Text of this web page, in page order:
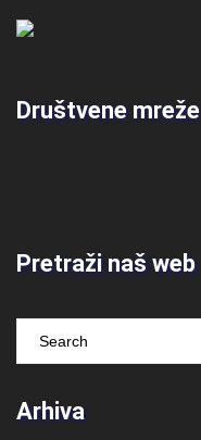
Društvene mreže
Pretraži naš web
Arhiva